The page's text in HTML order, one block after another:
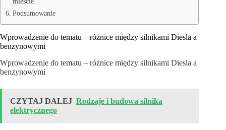
Podsumowanie
Wprowadzenie do tematu – różnice między silnikami Diesla a
benzynowymi
Wprowadzenie do tematu – różnice między silnikami Diesla a
benzynowymi
CZYTAJ DALEJ Rodzaje i budowa silnika
elektrycznego